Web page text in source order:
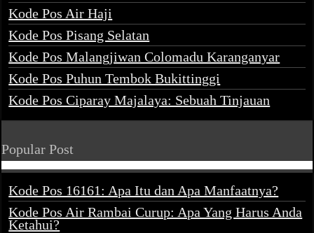
Kode Pos Air Haji
Kode Pos Pisang Selatan
Kode Pos Malangjiwan Colomadu Karanganyar
Kode Pos Puhun Tembok Bukittinggi
Kode Pos Ciparay Majalaya: Sebuah Tinjauan
Popular Post
Kode Pos 16161: Apa Itu dan Apa Manfaatnya?
Kode Pos Air Rambai Curup: Apa Yang Harus Anda
Ketahui?